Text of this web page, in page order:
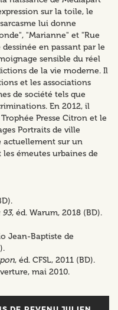
sur la toile, le
lui donne
"Marianne" et "Rue
en passant par le
sensible du réel
de la vie moderne. Il
et les associations
de société tels que
En 2012, il
Presse Citron et le
Portraits de ville
actuellement sur un
émeutes urbaines de
93, éd. Warum, 2018 (BD).
Jean-Baptiste de
, éd. CFSL, 2011 (BD).
mai 2010.